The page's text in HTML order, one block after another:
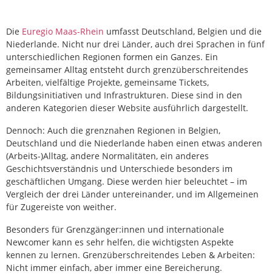
Die Euregio Maas-Rhein umfasst Deutschland, Belgien und die
Niederlande. Nicht nur drei Länder, auch drei Sprachen in fünf
unterschiedlichen Regionen formen ein Ganzes. Ein
gemeinsamer Alltag entsteht durch grenzüberschreitendes
Arbeiten, vielfältige Projekte, gemeinsame Tickets,
Bildungsinitiativen und Infrastrukturen. Diese sind in den
anderen Kategorien dieser Website ausführlich dargestellt.
Dennoch: Auch die grenznahen Regionen in Belgien,
Deutschland und die Niederlande haben einen etwas anderen
(Arbeits-)Alltag, andere Normalitäten, ein anderes
Geschichtsverständnis und Unterschiede besonders im
geschäftlichen Umgang. Diese werden hier beleuchtet – im
Vergleich der drei Länder untereinander, und im Allgemeinen
für Zugereiste von weither.
Besonders für Grenzgänger:innen und internationale
Newcomer kann es sehr helfen, die wichtigsten Aspekte
kennen zu lernen. Grenzüberschreitendes Leben & Arbeiten:
Nicht immer einfach, aber immer eine Bereicherung.